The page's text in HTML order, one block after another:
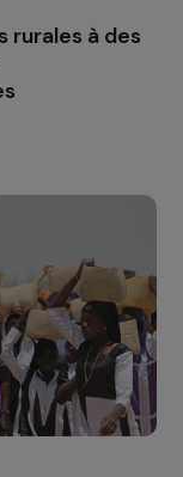
transition